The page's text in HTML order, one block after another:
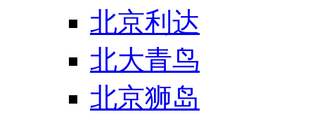
北京利达
北大青鸟
北京狮岛